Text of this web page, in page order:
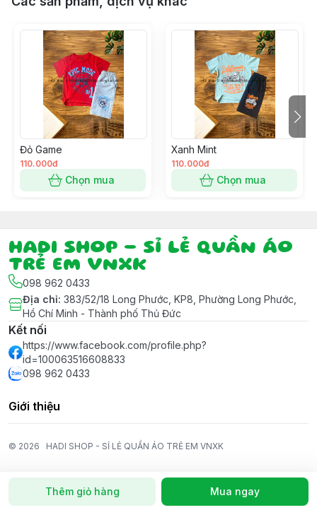
Thêm giỏ hàng Mua ngay
Đỏ Game
110.000đ
Chọn mua
Xanh Mint
110.000đ
Chọn mua
HADI SHOP - SỈ LẺ QUẦN ÁO
TRẺ EM VNXK
098 962 0433
Địa chỉ: 383/52/18 Long Phước, KP8, Phường Long Phước,
Hồ Chí Minh - Thành phố Thủ Đức
Kết nối
https://www.facebook.com/profile.php?
id=100063516608833
098 962 0433
Giới thiệu
© 2026 HADI SHOP - SỈ LẺ QUẦN ÁO TRẺ EM VNXK